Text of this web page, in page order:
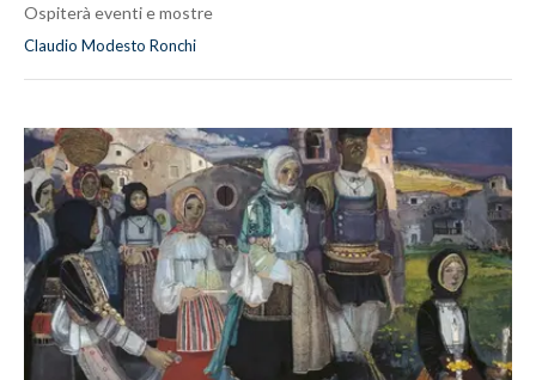
Ospiterà eventi e mostre
Claudio Modesto Ronchi